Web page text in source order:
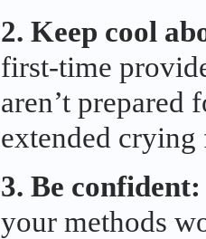
2. Keep cool
first-time
aren’t prepared
extended
3. Be confident:
your methods